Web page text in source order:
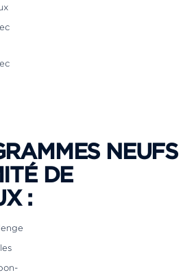
NEUFS
DE
: